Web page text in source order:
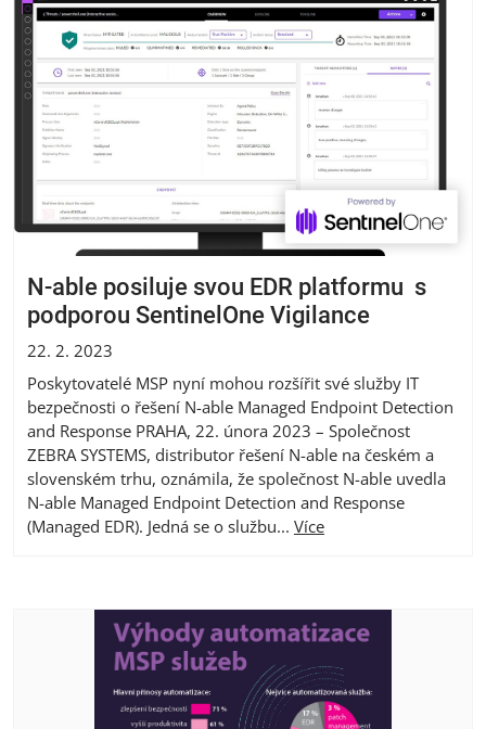
N-able posiluje svou EDR platformu s
podporou SentinelOne Vigilance
22. 2. 2023
Poskytovatelé MSP nyní mohou rozšířit své služby IT
bezpečnosti o řešení N-able Managed Endpoint Detection
and Response PRAHA, 22. února 2023 – Společnost
ZEBRA SYSTEMS, distributor řešení N-able na českém a
slovenském trhu, oznámila, že společnost N-able uvedla
N-able Managed Endpoint Detection and Response
(Managed EDR). Jedná se o službu... Více